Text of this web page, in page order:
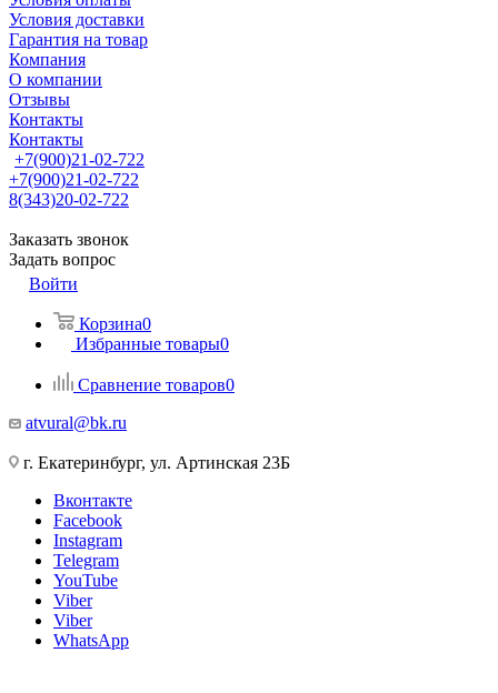
Условия доставки
Гарантия на товар
Компания
О компании
Отзывы
Контакты
Контакты
+7(900)21-02-722
+7(900)21-02-722
8(343)20-02-722
Заказать звонок
Задать вопрос
Войти
Корзина0
Избранные товары0
Сравнение товаров0
atvural@bk.ru
г. Екатеринбург, ул. Артинская 23Б
Вконтакте
Facebook
Instagram
Telegram
YouTube
Viber
Viber
WhatsApp